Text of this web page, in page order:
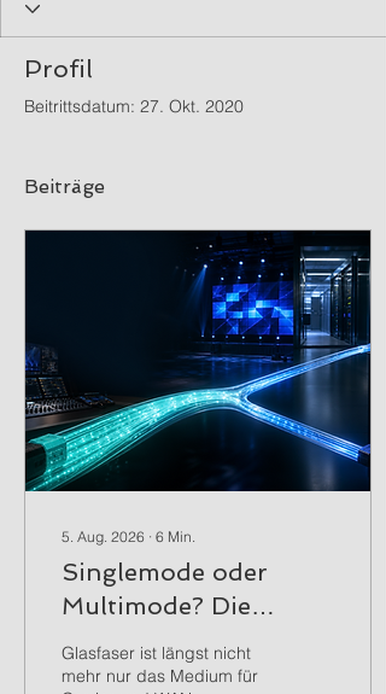
Profil
Beitrittsdatum: 27. Okt. 2020
Beiträge
5. Aug. 2026 ∙ 6 Min.
Singlemode oder
Multimode? Die
richtige Faser für
moderne Netzwerke
Glasfaser ist längst nicht
mehr nur das Medium für